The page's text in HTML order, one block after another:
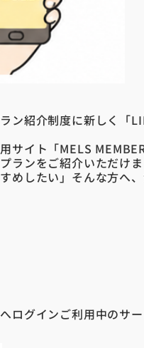
ン紹介制度に新しく「
サイト「MELS
ランをご紹介いただけ
めしたい」そんな方へ
ログインご利用中のサ